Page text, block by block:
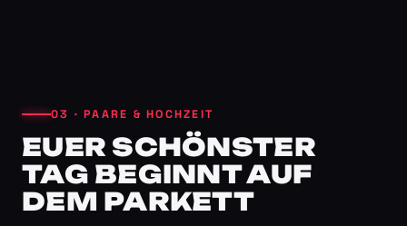
03 · PAARE & HOCHZEIT
EUER SCHÖNSTER
TAG BEGINNT AUF
DEM PARKETT